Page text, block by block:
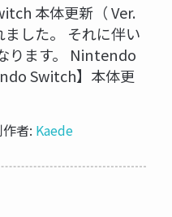
本体更新（ Ver.
ました。 それに伴い
ります。 Nintendo
Switch】本体更
者: Kaede